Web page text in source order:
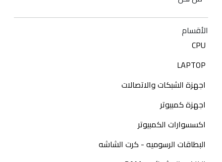
الأقسام
CPU
LAPTOP
اجهزة الشبكات والاتصالات
اجهزة كمبيوتر
اكسسوارات الكمبيوتر
البطاقات الرسوميه - كرت الشاشه